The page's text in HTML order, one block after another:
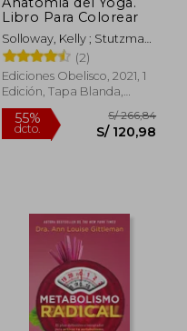
55%
dcto.
Libro Para Colorear
Solloway, Kelly ; Stutzman,
Samantha
(2)
Ediciones Obelisco, 2021, 1
Edición, Tapa Blanda,
Nuevo